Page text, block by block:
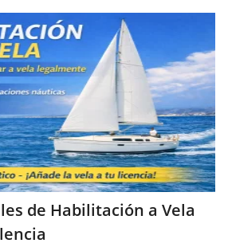
de Habilitación a Vela